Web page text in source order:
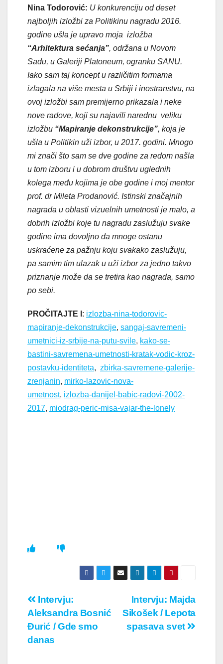
Nina Todorović: U konkurenciju od deset
najboljih izložbi za Politikinu nagradu 2016.
godine ušla je upravo moja izložba
“Arhitektura sećanja”, održana u Novom
Sadu, u Galeriji Platoneum, ogranku SANU.
Iako sam taj koncept u različitim formama
izlagala na više mesta u Srbiji i inostranstvu, na
ovoj izložbi sam premijerno prikazala i neke
nove radove, koji su najavili narednu veliku
izložbu “Mapiranje dekonstrukcije”, koja je
ušla u Politikin uži izbor, u 2017. godini. Mnogo
mi znači što sam se dve godine za redom našla
u tom izboru i u dobrom društvu uglednih
kolega među kojima je obe godine i moj mentor
prof. dr Mileta Prodanović. Istinski značajnih
nagrada u oblasti vizuelnih umetnosti je malo, a
dobrih izložbi koje tu nagradu zaslužuju svake
godine ima dovoljno da mnoge ostanu
uskraćene za pažnju koju svakako zaslužuju,
pa samim tim ulazak u uži izbor za jedno takvo
priznanje može da se tretira kao nagrada, samo
po sebi.
PROČITAJTE I : izlozba-nina-todorovic-
mapiranje-dekonstrukcije, sangaj-savremeni-
umetnici-iz-srbije-na-putu-svile, kako-se-
bastini-savremena-umetnosti-kratak-vodic-kroz-
postavku-identiteta, zbirka-savremene-galerije-
zrenjanin, mirko-lazovic-nova-
umetnost, izlozba-danijel-babic-radovi-2002-
2017, miodrag-peric-misa-vajar-the-lonely
Кретање
чланка
Intervju: Majda
Sikošek / Lepota
spasava svet
Intervju:
Aleksandra Bosnić
Đurić / Gde smo
danas